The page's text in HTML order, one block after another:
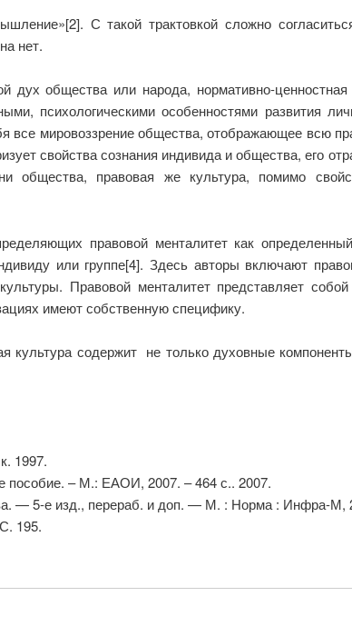
С такой трактовкой сложно
нет.
общества или народа, нормативно-ценностная
психологическими особенностями развития
мировоззрение общества, отображающее всю
свойства сознания индивида и общества, его
общества, правовая же культура, помимо
правовой менталитет как
или группе[4]. Здесь авторы включают
Правовой менталитет представляет
имеют собственную специфику.
содержит не только духовные
1997.
пособие. – М.: ЕАОИ, 2007. – 464 с.. 2007.
— 5-е изд., перераб. и доп. — М. : Норма : Инфра-М,
195.